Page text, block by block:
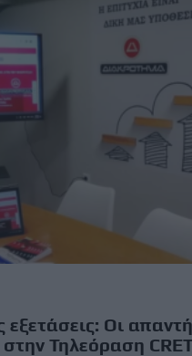
εξετάσεις: Οι
Τηλεόραση